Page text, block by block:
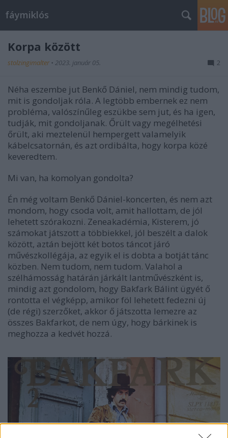
fáymiklós
Korpa között
stolzingimalter • 2023. január 05. 2
Néha eszembe jut Benkő Dániel, nem mindig tudom,
mit is gondoljak róla. A legtöbb embernek ez nem
probléma, valószínűleg eszükbe sem jut, és ha igen,
tudják, mit gondoljanak. Őrült vagy megélhetési
őrült, aki meztelenül hempergett valamelyik
kábelcsatornán, és azt ordibálta, hogy korpa közé
keveredtem.
Mi van, ha komolyan gondolta?
Én még voltam Benkő Dániel-koncerten, és nem azt
mondom, hogy csoda volt, amit hallottam, de jól
lehetett szórakozni. Zeneakadémia, Kisterem, jó
számokat játszott a többiekkel, jól beszélt a dalok
között, aztán bejött két botos táncot járó
művészkollégája, az egyik el is dobta a botját tánc
közben. Nem tudom, nem tudom. Valahol a
szélhámosság határán járkált lantművészként is,
mindig azt gondolom, hogy Bakfark Bálint ügyét ő
rontotta el végképp, amikor föl lehetett fedezni új
(de régi) szerzőket, akkor ő játszotta lemezre az
összes Bakfarkot, de nem úgy, hogy bárkinek is
meghozza a kedvét hozzá.